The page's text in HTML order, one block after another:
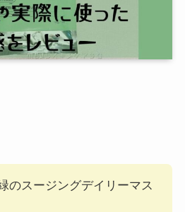
のスージングデイリーマス